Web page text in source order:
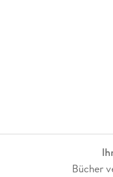
Bücher